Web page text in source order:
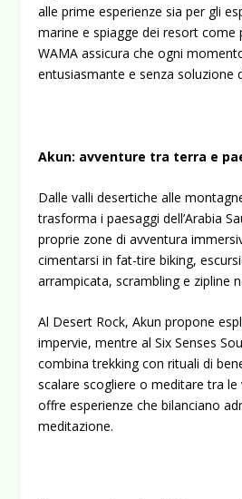
alle prime esperienze sia per gli
marine e spiagge dei resort come
WAMA assicura che ogni
entusiasmante e senza soluzione
Akun: avventure tra terra e
Dalle valli desertiche alle
trasforma i paesaggi dell’Arabia
proprie zone di avventura
cimentarsi in fat-tire biking,
arrampicata, scrambling e zipline
Al Desert Rock, Akun propone
impervie, mentre al Six Senses
combina trekking con rituali di
scalare scogliere o meditare tra le
offre esperienze che bilanciano
meditazione.